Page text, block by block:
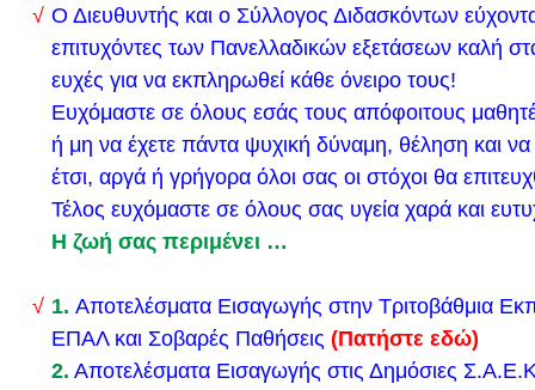
ΠΡΟΓΡΑΜΜΑ ΕΙΔΙΚΗΣ ΕΞΕΤΑΣΤΙΚΗΣ
ΔΙΚΑΙΟΛΟΓΗΜΕΝΑ ΑΠΟΝΤΕΣ
ΠΡΟΓΡΑΜΜΑ ΕΝΔΟΣΧΟΛΙΚΩΝ ΕΞΕΤΑΣΕΩΝ
2024
ΠΡΟΓΡΑΜΜΑ ΠΑΝΕΛΛΑΔΙΚΩΝ ΕΞΕΤΑΣΕΩΝ
ΗΜΕΡΗΣΙΩΝ ΚΑΙ ΕΣΠΕΡΙΝΩΝ ΓΕΛ
Ο Διευθυντής και ο Σύλλογος Διδασκόντων
επιτυχόντες των Πανελλαδικών εξετάσεων καλή
ευχές για να εκπληρωθεί κάθε όνειρο τους!
Ευχόμαστε σε όλους εσάς τους απόφοιτους
ή μη να έχετε πάντα ψυχική δύναμη, θέληση και να
έτσι, αργά ή γρήγορα όλοι σας οι στόχοι θα
Τέλος ευχόμαστε σε όλους σας υγεία χαρά και
Η ζωή σας περιμένει …
1. Αποτελέσματα Εισαγωγής στην Τριτοβάθμια
ΕΠΑΛ και Σοβαρές Παθήσεις (Πατήστε εδώ)
2. Αποτελέσματα Εισαγωγής στις Δημόσιες